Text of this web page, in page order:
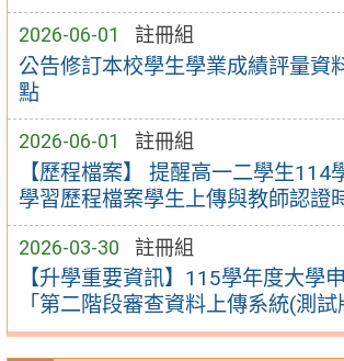
2026-06-01 註冊組
公告修訂本校學生學業成績評量資
點
2026-06-01 註冊組
【歷程檔案】 提醒高一二學生114
學習歷程檔案學生上傳與教師認證
2026-03-30 註冊組
【升學重要資訊】115學年度大學
「第二階段審查資料上傳系統(測